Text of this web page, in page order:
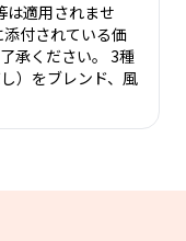
は適用されませ
付されている価
承ください。 3種
）をブレンド、風